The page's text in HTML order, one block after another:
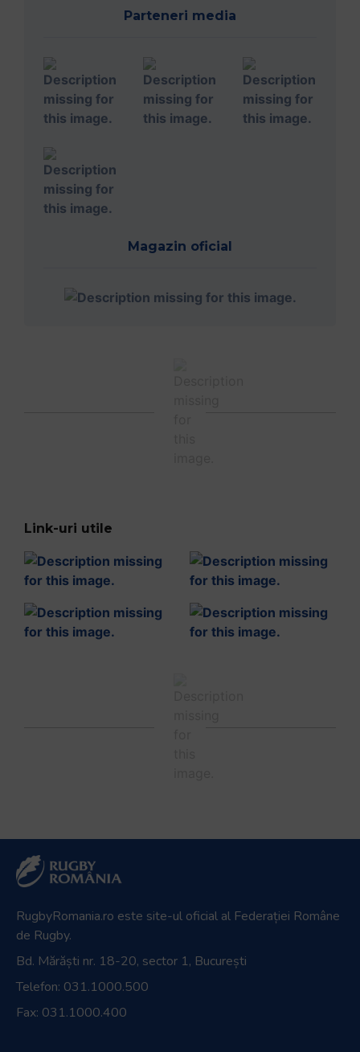
Parteneri media
Magazin oficial
Link-uri utile
RugbyRomania.ro este site-ul oficial al Federației Române
de Rugby.
Bd. Mărăști nr. 18-20, sector 1, București
Telefon: 031.1000.500
Fax: 031.1000.400